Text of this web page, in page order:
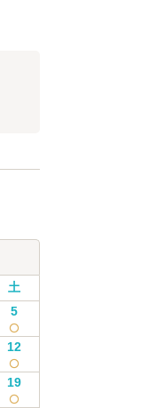
土
5
12
19